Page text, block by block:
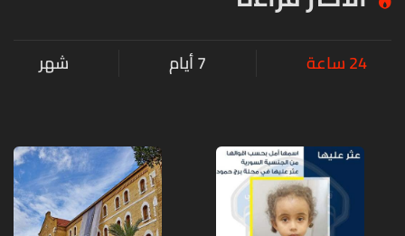
24 ساعة 7 أيام شهر